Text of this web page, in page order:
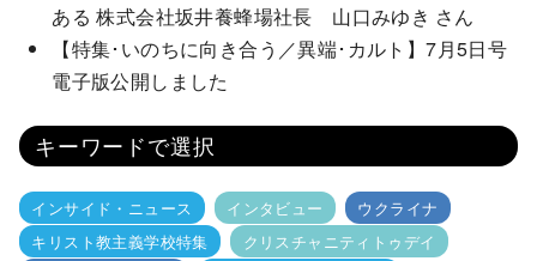
ある 株式会社坂井養蜂場社長 山口みゆき さん
【特集･いのちに向き合う／異端･カルト】7月5日号
電子版公開しました
キーワードで選択
インサイド・ニュース インタビュー
ウクライナ
キリスト教主義学校特集
クリスチャニティトゥデイ